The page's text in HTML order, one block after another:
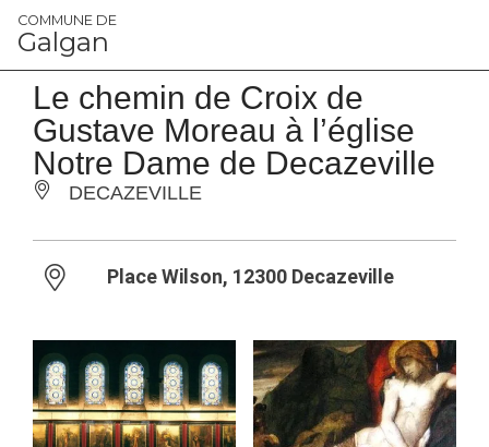
Panneau de gestion des cookies
COMMUNE DE
Galgan
Le chemin de Croix de
Gustave Moreau à l’église
Notre Dame de Decazeville
DECAZEVILLE
Place Wilson, 12300 Decazeville